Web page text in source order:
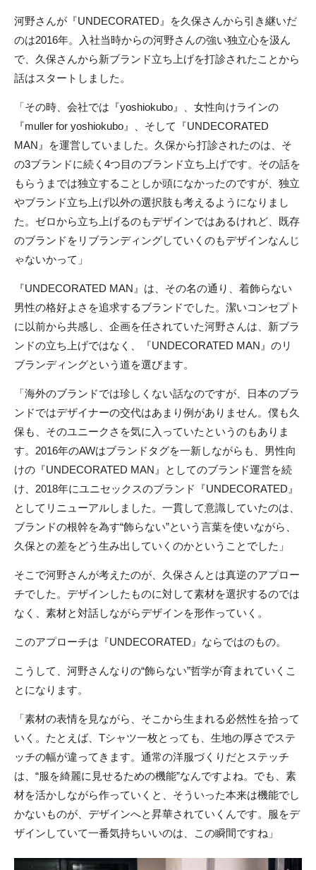
河野さんが『UNDECORATED』を久保さんから引き継いだ
のは2016年。入社当時からの河野さんの強い独立心を汲ん
で、久保さんから新ブランド立ち上げを打診されたことから
話はスタートしました。
「その時、会社では『yoshiokubo』、女性向けラインの
『muller for yoshiokubo』、そして『UNDECORATED
MAN』を運営していました。久保から打診されたのは、そ
の3ブランドに続く4つ目のブランド立ち上げです。その話を
もらうまでは独立することしか頭になかったのですが、独立
やブランド立ち上げ以外の選択肢も考えるようになりまし
た。ゼロから立ち上げるのもデザインではあるけれど、既存
のブランドをリブランディングしていくのもデザインなんじ
ゃないかって」
『UNDECORATED MAN』は、その名の通り、着飾らない
男性の格好よさを追求するブランドでした。潔いコンセプト
に以前から共感し、企画を任されていた河野さんは、新ブラ
ンドの立ち上げではなく、『UNDECORATED MAN』のリ
ブランディングという道を選びます。
「海外のブランドでは珍しくない話なのですが、日本のブラ
ンドではデザイナーの交代はあまり例がありません。僕も久
保も、そのユニークさを気に入っていたというのもありま
す。2016年のAWはブランドタグを一新しながらも、男性向
けの『UNDECORATED MAN』としてのブランド運営を続
け、2018年にユニセックスのブランド『UNDECORATED』
としてリニューアルしました。一貫して意識していたのは、
ブランドの根幹を為す“飾らない”という言葉を使いながら、
久保との差をどう生み出していくのかということでした」
そこで河野さんが考えたのが、久保さんとは真逆のアプロー
チでした。デザインしたものに対して素材を選択するのでは
なく、素材と対話しながらデザインを形作っていく。
このアプローチは『UNDECORATED』ならではのもの。
こうして、河野さんなりの“飾らない”哲学が育まれていくこ
とになります。
「素材の表情を見ながら、そこから生まれる必然性を拾って
いく。たとえば、Tシャツ一枚とっても、生地の厚さでステ
ッチの幅が違ってきます。通常の洋服づくりだとステッチ
は、“服を綺麗に見せるための機能”なんですよね。でも、素
材を活かしながら作っていくと、そういった本来は機能でし
かないものが、デザインへと昇華されていくんです。服をデ
ザインしていて一番気持ちいいのは、この瞬間ですね」